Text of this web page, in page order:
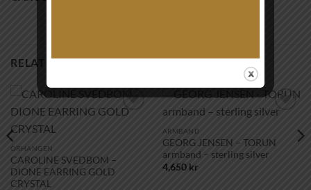
RELATERADE PRODUKTER
ÖRHÄNGEN
CAROLINE SVEDBOM –
DIONE EARRING GOLD
CRYSTAL
ARMBAND
GEORG JENSEN – TORUN
armband – sterling silver
4,650 kr